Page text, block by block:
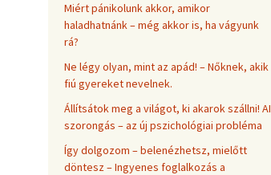
Miért pánikolunk akkor, amikor
haladhatnánk – még akkor is, ha vágyunk
rá?
Ne légy olyan, mint az apád! – Nőknek, akik
fiú gyereket nevelnek.
Állítsátok meg a világot, ki akarok szállni! AI
szorongás – az új pszichológiai probléma
Így dolgozom – belenézhetsz, mielőtt
döntesz – Ingyenes foglalkozás a